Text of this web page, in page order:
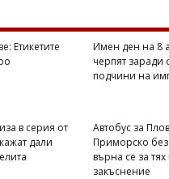
Етикетите
Имен ден на 8
черпят заради
подчини на
в серия от
дали
Автобус за
Приморско без
върна се за
закъснение